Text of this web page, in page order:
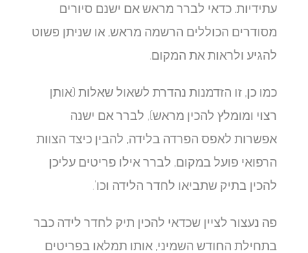
עתידיות. כדאי לברר מראש אם ישנם סיורים
מסודרים הכוללים הרשמה מראש, או שניתן פשוט
להגיע ולראות את המקום.
כמו כן, זו הזדמנות נהדרת לשאול שאלות (אותן
רצוי ומומלץ להכין מראש), לברר אם ישנה
אפשרות לאפס הפרדה בלידה, להבין כיצד הצוות
הרפואי פועל במקום, לברר אילו פריטים עליכן
להכין בתיק שתביאו לחדר הלידה וכו'.
פה נעצור לציין שכדאי להכין תיק לחדר לידה כבר
בתחילת החודש השמיני, אותו תמלאו בפריטים